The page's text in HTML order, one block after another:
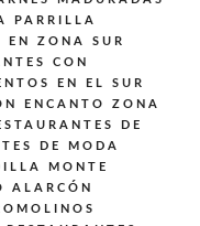
PARRILLA
EN ZONA SUR
CON
EN EL SUR
ENCANTO ZONA
DE
DE MODA
MONTE
ALARCÓN